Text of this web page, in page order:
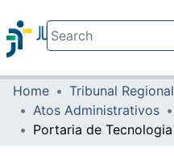
Communities & Collections
All of DSpace
Home
Atos Administrativos